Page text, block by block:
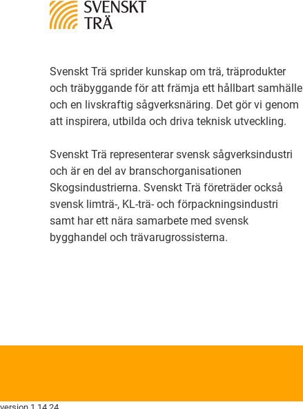
Svenskt Trä sprider kunskap om trä, träprodukter
och träbyggande för att främja ett hållbart samhälle
och en livskraftig sågverksnäring. Det gör vi genom
att inspirera, utbilda och driva teknisk utveckling.
Svenskt Trä representerar svensk sågverksindustri
och är en del av branschorganisationen
Skogsindustrierna. Svenskt Trä företräder också
svensk limträ-, KL-trä- och förpackningsindustri
samt har ett nära samarbete med svensk
bygghandel och trävarugrossisterna.